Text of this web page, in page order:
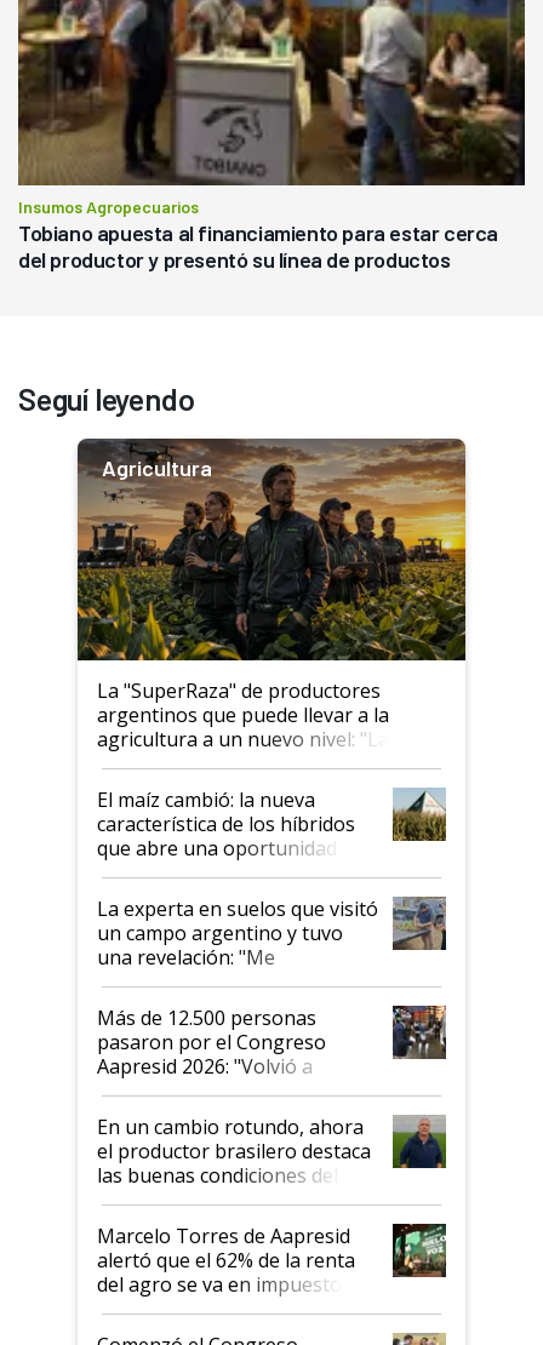
Insumos Agropecuarios
Tobiano apuesta al financiamiento para estar cerca
del productor y presentó su línea de productos
Seguí leyendo
Agricultura
La "SuperRaza" de productores
argentinos que puede llevar a la
agricultura a un nuevo nivel: "Las
posibilidades de crecimiento son
infinitas"
El maíz cambió: la nueva
característica de los híbridos
que abre una oportunidad en
el lote
La experta en suelos que visitó
un campo argentino y tuvo
una revelación: "Me
impresionó mucho"
Más de 12.500 personas
pasaron por el Congreso
Aapresid 2026: "Volvió a
demostrar que hablar del
suelo es hablar de todo el
sistema productivo"
En un cambio rotundo, ahora
el productor brasilero destaca
las buenas condiciones del
agro argentino para invertir:
"Los veo más motivados"
Marcelo Torres de Aapresid
alertó que el 62% de la renta
del agro se va en impuestos:
"No es bueno que en
Argentina se sigan discutiendo